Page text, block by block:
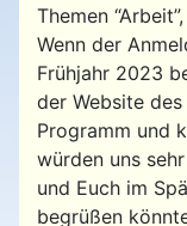
Themen
Wenn der
Frühjahr 2023
der Website
Programm und
würden uns
und Euch im
begrüßen